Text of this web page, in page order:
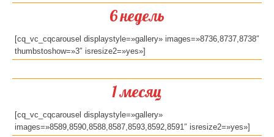
6 недель
[cq_vc_cqcarousel displaystyle=»gallery» images=»8736,8737,8738″
thumbstoshow=»3″ isresize2=»yes»]
1 месяц
[cq_vc_cqcarousel displaystyle=»gallery»
images=»8589,8590,8588,8587,8593,8592,8591″ isresize2=»yes»]